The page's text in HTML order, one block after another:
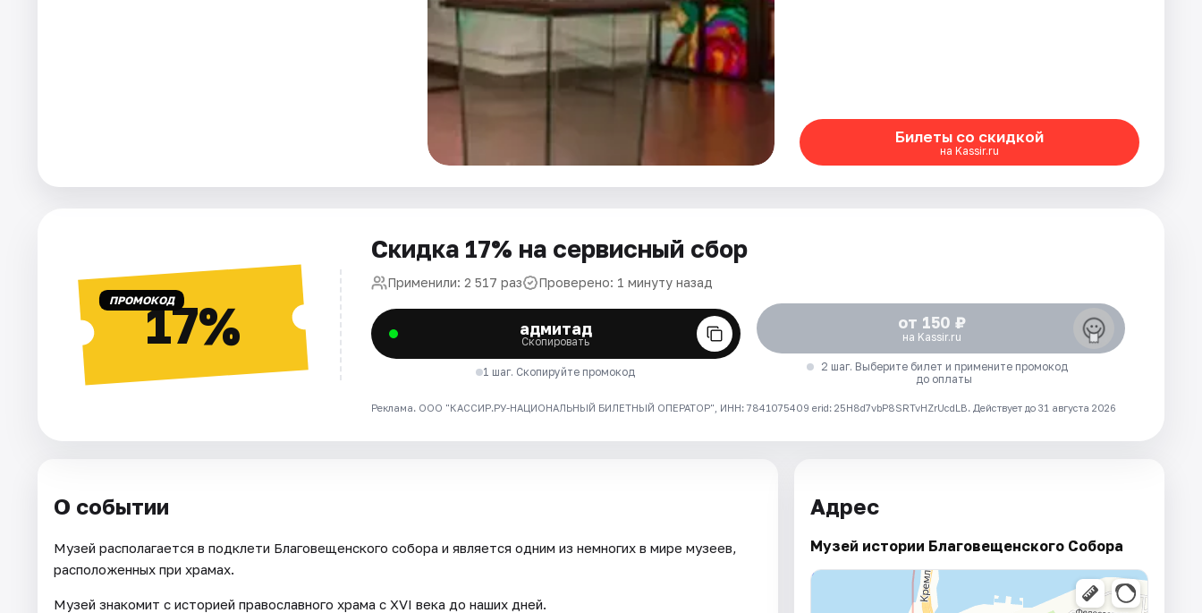
Билеты со скидкой
на Kassir.ru
ПРОМОКОД17%
Скидка 17% на сервисный сбор
Применили: 2 517 раз Проверено: 1 минуту назад
адмитад
Скопировать
1 шаг. Скопируйте промокод
от 150 ₽
на Kassir.ru
2 шаг. Выберите билет и примените промокод
до оплаты
Реклама. ООО "КАССИР.РУ-НАЦИОНАЛЬНЫЙ БИЛЕТНЫЙ ОПЕРАТОР", ИНН: 7841075409 erid: 25H8d7vbP8SRTvHZrUcdLB. Действует до 31 августа 2026
О событии
Музей располагается в подклети Благовещенского собора и является одним из немногих в мире музеев,
расположенных при храмах.
Музей знакомит с историей православного храма с XVI века до наших дней.
Адрес
Музей истории Благовещенского Собора